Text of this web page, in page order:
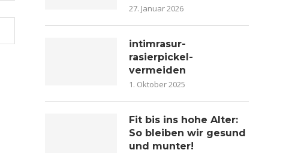
27. Januar 2026
intimrasur-
rasierpickel-
vermeiden
1. Oktober 2025
Fit bis ins hohe Alter:
So bleiben wir gesund
und munter!